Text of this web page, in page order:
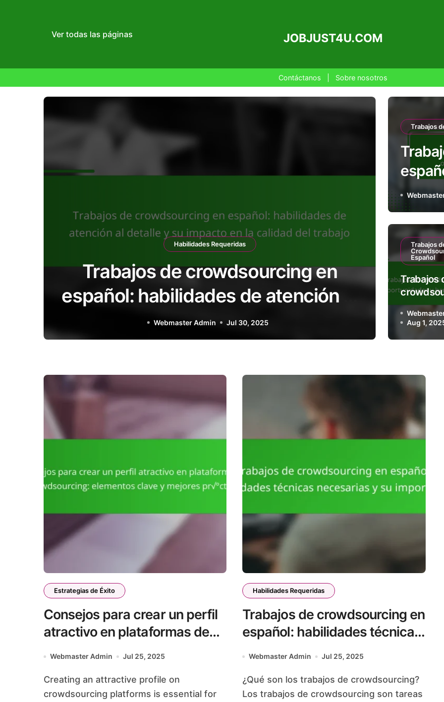
Ver todas las páginas JOBJUST4U.COM
Contáctanos Sobre nosotros
Habilidades Requeridas
Trabajos de crowdsourcing en
español: habilidades de atención al
detalle y su impacto en la calidad
del trabajo
Webmaster Admin Jul 30, 2025
Trabajos
Trabajos
Español
Trabajos
español:
beneficios
Aug 1,
Estrategias de Éxito
Consejos para crear un perfil
atractivo en plataformas de
crowdsourcing: elementos
Webmaster Admin Jul 25, 2025
Creating an attractive profile on
crowdsourcing platforms is essential for
Habilidades Requeridas
Trabajos de crowdsourcing en
español: habilidades técnicas
necesarias y su importancia
Webmaster Admin Jul 25, 2025
¿Qué son los trabajos de crowdsourcing?
Los trabajos de crowdsourcing son tareas